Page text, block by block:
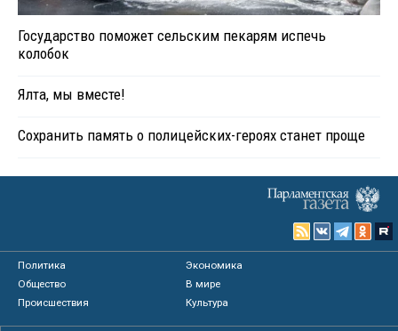
Государство поможет сельским пекарям испечь
колобок
Ялта, мы вместе!
Сохранить память о полицейских-героях станет проще
Политика
Экономика
Общество
В мире
Происшествия
Культура